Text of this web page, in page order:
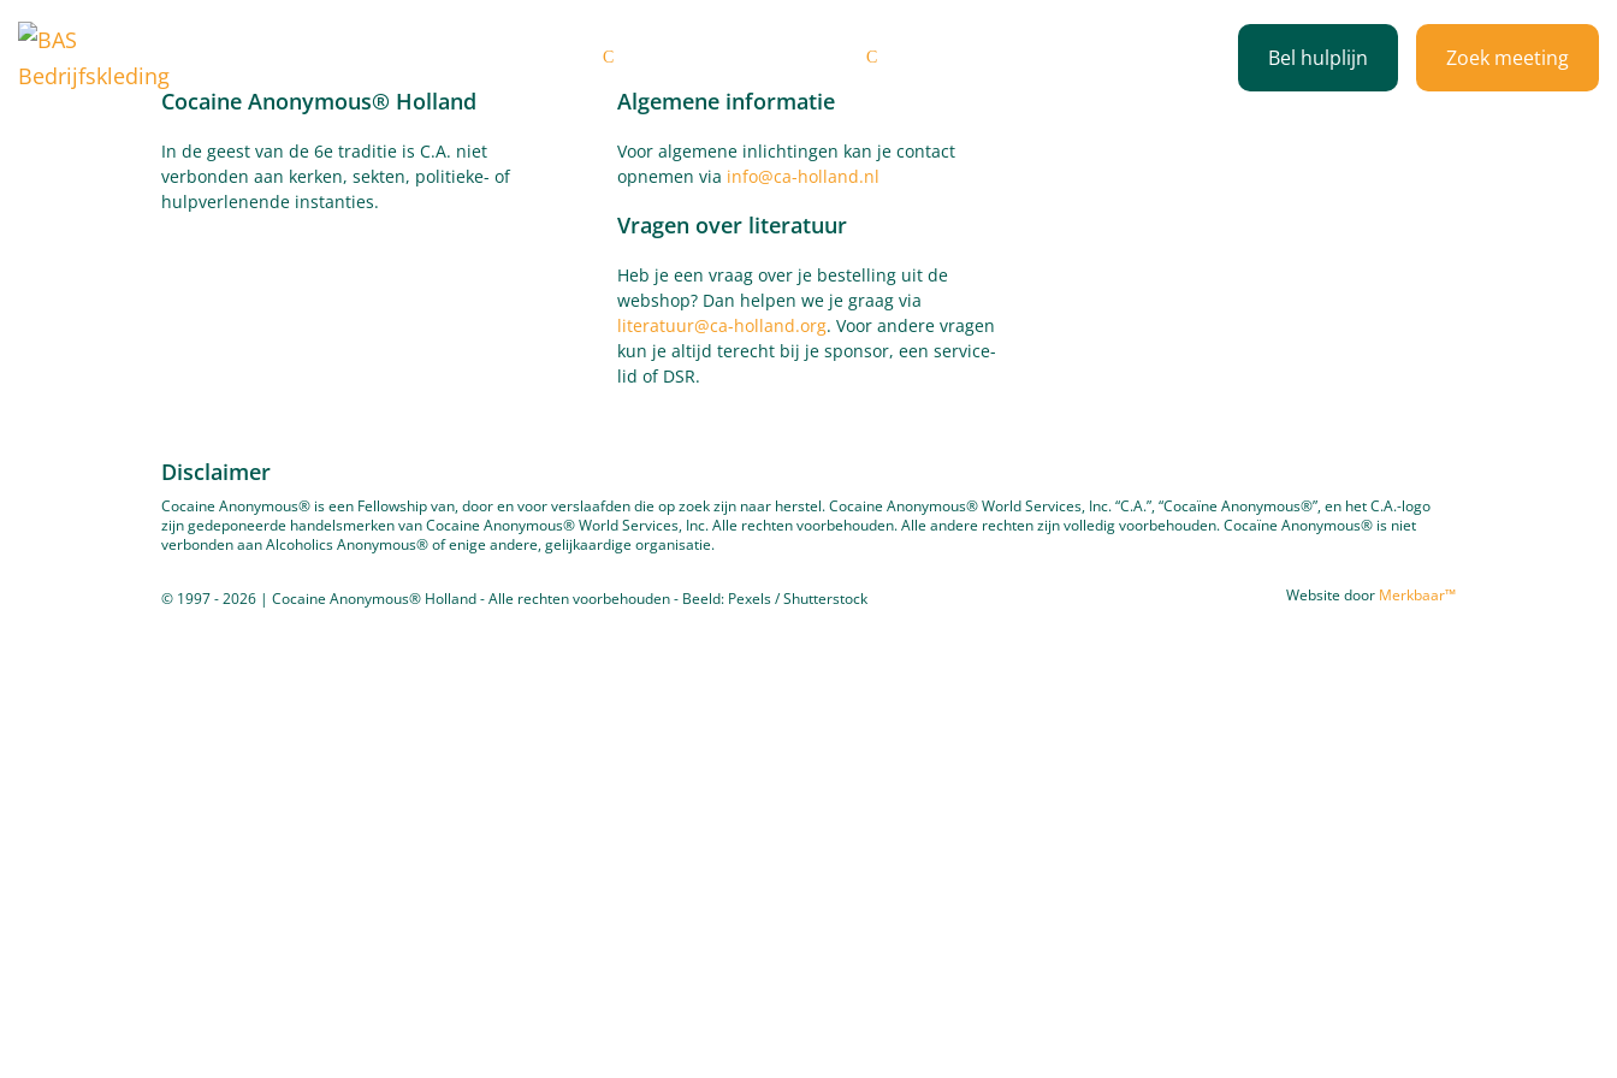
C C Bel hulplijn Zoek meeting
Cocaine Anonymous® Holland
In de geest van de 6e traditie is C.A. niet
verbonden aan kerken, sekten, politieke- of
hulpverlenende instanties.
Algemene informatie
Voor algemene inlichtingen kan je contact
opnemen via info@ca-holland.nl
Vragen over literatuur
Heb je een vraag over je bestelling uit de
webshop? Dan helpen we je graag via
literatuur@ca-holland.org. Voor andere vragen
kun je altijd terecht bij je sponsor, een service-
lid of DSR.
Disclaimer
Cocaine Anonymous® is een Fellowship van, door en voor verslaafden die op zoek zijn naar herstel. Cocaine Anonymous® World Services, Inc. “C.A.”, “Cocaïne Anonymous®”, en het C.A.-logo
zijn gedeponeerde handelsmerken van Cocaine Anonymous® World Services, Inc. Alle rechten voorbehouden. Alle andere rechten zijn volledig voorbehouden. Cocaïne Anonymous® is niet
verbonden aan Alcoholics Anonymous® of enige andere, gelijkaardige organisatie.
© 1997 - 2026 | Cocaine Anonymous® Holland - Alle rechten voorbehouden - Beeld: Pexels / Shutterstock Website door Merkbaar™